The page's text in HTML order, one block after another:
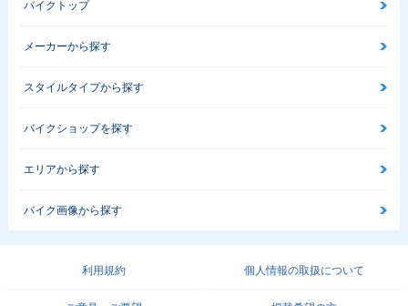
バイクトップ
メーカーから探す
スタイルタイプから探す
バイクショップを探す
エリアから探す
バイク画像から探す
利用規約 個人情報の取扱について